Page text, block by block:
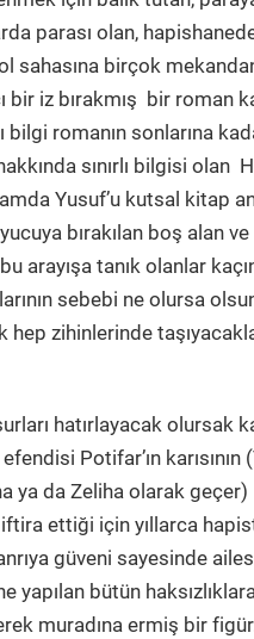
parası olan,
sahasına birçok
iz bırakmış bir roman
bilgi romanın sonlarına
sınırlı bilgisi olan
Yusuf’u kutsal kitap
bırakılan boş alan
arayışa tanık olanlar
sebebi ne olursa
hep zihinlerinde
hatırlayacak olursak
Potifar’ın
ya da Zeliha olarak
iftira ettiği için yıllarca
güveni sayesinde
bütün
muradına ermiş bir